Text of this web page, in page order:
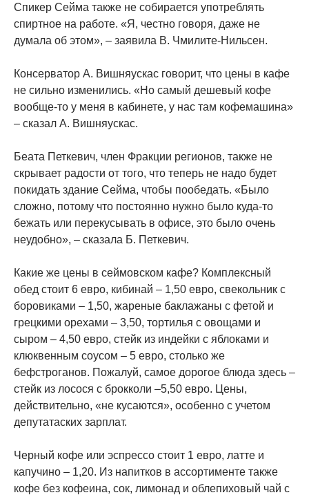
Спикер Сейма также не собирается употреблять
спиртное на работе. «Я, честно говоря, даже не
думала об этом», – заявила В. Чмилите-Нильсен.
Консерватор А. Вишняускас говорит, что цены в кафе
не сильно изменились. «Но самый дешевый кофе
вообще-то у меня в кабинете, у нас там кофемашина»
– сказал А. Вишняускас.
Беата Петкевич, член Фракции регионов, также не
скрывает радости от того, что теперь не надо будет
покидать здание Сейма, чтобы пообедать. «Было
сложно, потому что постоянно нужно было куда-то
бежать или перекусывать в офисе, это было очень
неудобно», – сказала Б. Петкевич.
Какие же цены в сеймовском кафе? Комплексный
обед стоит 6 евро, кибинай – 1,50 евро, свекольник с
боровиками – 1,50, жареные баклажаны с фетой и
грецкими орехами – 3,50, тортилья с овощами и
сыром – 4,50 евро, стейк из индейки с яблоками и
клюквенным соусом – 5 евро, столько же
бефстроганов. Пожалуй, самое дорогое блюда здесь –
стейк из лосося с брокколи –5,50 евро. Цены,
действительно, «не кусаются», особенно с учетом
депутатаских зарплат.
Черный кофе или эспрессо стоит 1 евро, латте и
капучино – 1,20. Из напитков в ассортименте также
кофе без кофеина, сок, лимонад и облепиховый чай с